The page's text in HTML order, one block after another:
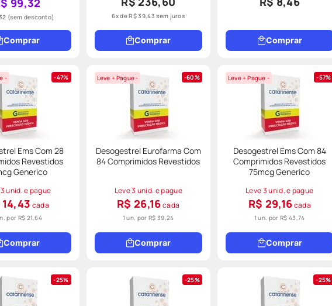
99,32
(sem desconto)
Comprar
6x deR$39,43 sem juros
Comprar Comprar
- 47%
Ems Com 28
Revestidos
Generico
unid. e pague
14,43 cada
por R$ 21,64
Comprar
Leve + Pague - 60%
Desogestrel Eurofarma Com
84 Comprimidos Revestidos
Leve 3 unid. e pague
R$ 26,16cada
1 un. porR$ 39,24
Comprar
Leve + Pague - 57%
Desogestrel Ems Com 84
Comprimidos Revestidos
75mcg Generico
Leve 3 unid. e pague
R$ 29,16cada
1 un. porR$ 43,74
Comprar
25% 25% 25%